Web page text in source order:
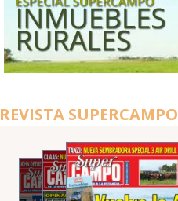
REVISTA SUPERCAMPO